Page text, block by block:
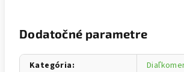
Dodatočné parametre
Kategória: